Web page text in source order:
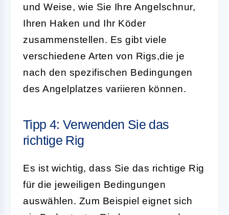
und Weise, wie Sie Ihre Angelschnur,
Ihren Haken und Ihr Köder
zusammenstellen. Es gibt viele
verschiedene Arten von Rigs,die je
nach den spezifischen Bedingungen
des Angelplatzes variieren können.
Tipp 4: Verwenden Sie das
richtige Rig
Es ist wichtig, dass Sie das richtige Rig
für die jeweiligen Bedingungen
auswählen. Zum Beispiel eignet sich